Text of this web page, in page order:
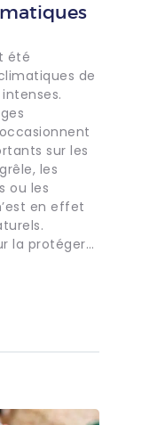
été
de
sur les
les
ou les
en effet
la protéger…